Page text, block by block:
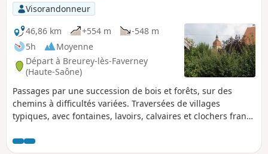
Visorandonneur
46,86 km
+554 m
-548 m
5h
Moyenne
Départ à Breurey-lès-Faverney
(Haute-Saône)
Passages par une succession de bois et forêts, sur des
chemins à difficultés variées. Traversées de villages
typiques, avec fontaines, lavoirs, calvaires et clochers franc-